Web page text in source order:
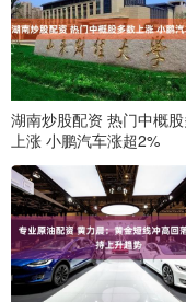
湖南炒股配资 热门中概
上涨 小鹏汽车涨超2%